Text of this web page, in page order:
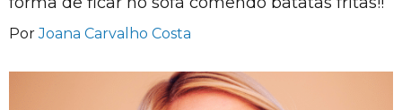
PorJoana Carvalho Costa